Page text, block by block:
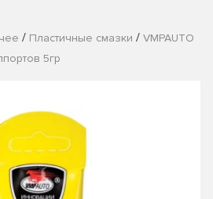
/ Пластичные смазки / VMPAUTO
5гр